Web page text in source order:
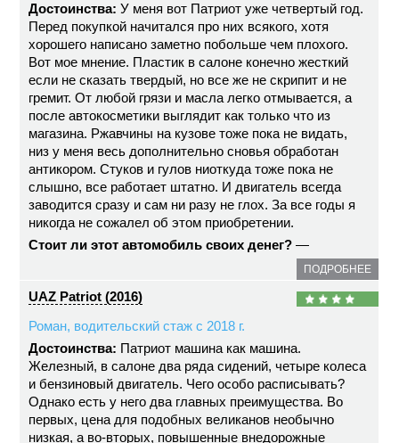
Достоинства: У меня вот Патриот уже четвертый год.
Перед покупкой начитался про них всякого, хотя
хорошего написано заметно побольше чем плохого.
Вот мое мнение. Пластик в салоне конечно жесткий
если не сказать твердый, но все же не скрипит и не
гремит. От любой грязи и масла легко отмывается, а
после автокосметики выглядит как только что из
магазина. Ржавчины на кузове тоже пока не видать,
низ у меня весь дополнительно сновья обработан
антикором. Стуков и гулов ниоткуда тоже пока не
слышно, все работает штатно. И двигатель всегда
заводится сразу и сам ни разу не глох. За все годы я
никогда не сожалел об этом приобретении.
Стоит ли этот автомобиль своих денег? —
ПОДРОБНЕЕ
UAZ Patriot (2016)
Роман, водительский стаж с 2018 г.
Достоинства: Патриот машина как машина.
Железный, в салоне два ряда сидений, четыре колеса
и бензиновый двигатель. Чего особо расписывать?
Однако есть у него два главных преимущества. Во
первых, цена для подобных великанов необычно
низкая, а во-вторых, повышенные внедорожные